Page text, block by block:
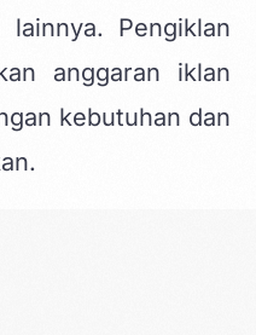
lainnya. Pengiklan
anggaran iklan
kebutuhan dan